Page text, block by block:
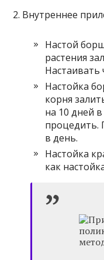
2. Внутреннее
Настой
растения
Настаивать
Настойка
корня
на 10 дней
процедить.
в день.
Настойка
как